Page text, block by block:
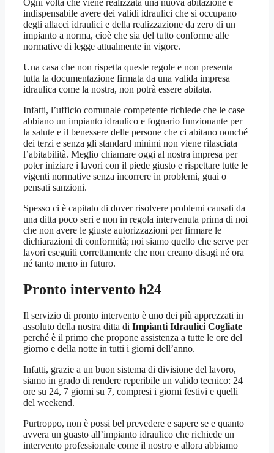
Ogni volta che viene realizzata una nuova abitazione è
indispensabile avere dei validi idraulici che si occupano
degli allacci idraulici e della realizzazione da zero di un
impianto a norma, cioè che sia del tutto conforme alle
normative di legge attualmente in vigore.
Una casa che non rispetta queste regole e non presenta
tutta la documentazione firmata da una valida impresa
idraulica come la nostra, non potrà essere abitata.
Infatti, l’ufficio comunale competente richiede che le case
abbiano un impianto idraulico e fognario funzionante per
la salute e il benessere delle persone che ci abitano nonché
dei terzi e senza gli standard minimi non viene rilasciata
l’abitabilità. Meglio chiamare oggi al nostra impresa per
poter iniziare i lavori con il piede giusto e rispettare tutte le
vigenti normative senza incorrere in problemi, guai o
pensati sanzioni.
Spesso ci è capitato di dover risolvere problemi causati da
una ditta poco seri e non in regola intervenuta prima di noi
che non avere le giuste autorizzazioni per firmare le
dichiarazioni di conformità; noi siamo quello che serve per
lavori eseguiti correttamente che non creano disagi né ora
né tanto meno in futuro.
Pronto intervento h24
Il servizio di pronto intervento è uno dei più apprezzati in
assoluto della nostra ditta di Impianti Idraulici Cogliate
perché è il primo che propone assistenza a tutte le ore del
giorno e della notte in tutti i giorni dell’anno.
Infatti, grazie a un buon sistema di divisione del lavoro,
siamo in grado di rendere reperibile un valido tecnico: 24
ore su 24, 7 giorni su 7, compresi i giorni festivi e quelli
del weekend.
Purtroppo, non è possi bel prevedere e sapere se e quanto
avvera un guasto all’impianto idraulico che richiede un
intervento professionale come il nostro e allora abbiamo